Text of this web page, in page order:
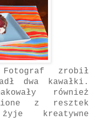
zrobił
dwa kawałki.
również
z resztek
kreatywne